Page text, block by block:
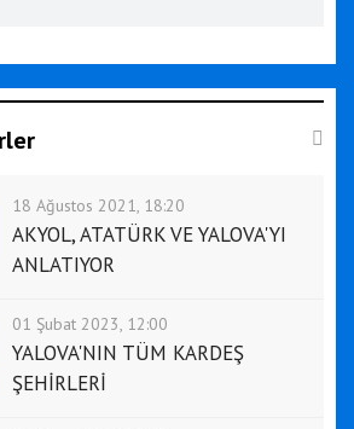
18 Ağustos 2021, 18:20
AKYOL, ATATÜRK VE YALOVA'YI
ANLATIYOR
01 Şubat 2023, 12:00
YALOVA'NIN TÜM KARDEŞ
ŞEHİRLERİ